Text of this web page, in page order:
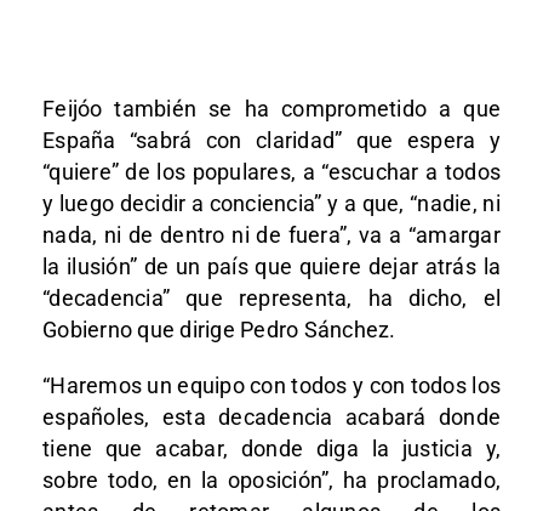
Feijóo también se ha comprometido a que
España “sabrá con claridad” que espera y
“quiere” de los populares, a “escuchar a todos
y luego decidir a conciencia” y a que, “nadie, ni
nada, ni de dentro ni de fuera”, va a “amargar
la ilusión” de un país que quiere dejar atrás la
“decadencia” que representa, ha dicho, el
Gobierno que dirige Pedro Sánchez.
“Haremos un equipo con todos y con todos los
españoles, esta decadencia acabará donde
tiene que acabar, donde diga la justicia y,
sobre todo, en la oposición”, ha proclamado,